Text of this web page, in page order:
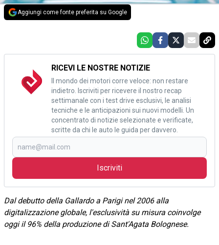
Aggiungi come fonte preferita su Google
RICEVI LE NOSTRE NOTIZIE
Il mondo dei motori corre veloce: non restare
indietro. Iscriviti per ricevere il nostro recap
settimanale con i test drive esclusivi, le analisi
tecniche e le anticipazioni sui nuovi modelli. Un
concentrato di notizie selezionate e verificate,
scritte da chi le auto le guida per davvero.
Iscriviti
Dal debutto della Gallardo a Parigi nel 2006 alla
digitalizzazione globale, l'esclusività su misura coinvolge
oggi il 96% della produzione di Sant'Agata Bolognese.